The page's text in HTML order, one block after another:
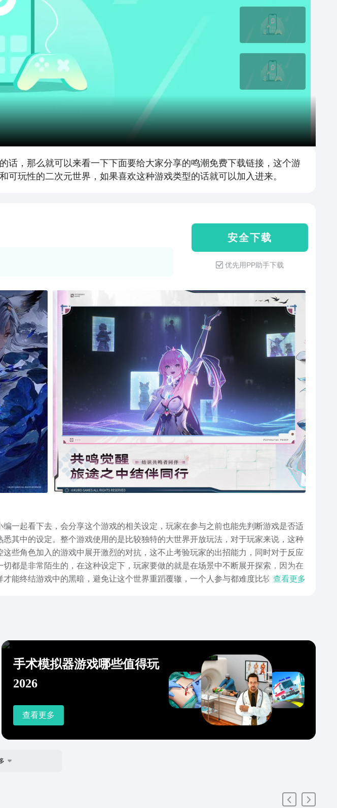
，那么就可以来看一下下面要给大家分享的鸣潮免费下载链接，这个游
玩性的二次元世界，如果喜欢这种游戏类型的话就可以加入进来。
安 全 下 载
优先用PP助手下载
一起看下去，会分享这个游戏的相关设定，玩家在参与之前也能先判断游戏是否适
其中的设定。整个游戏使用的是比较独特的大世界开放玩法，对于玩家来说，这种
些角色加入的游戏中展开激烈的对抗，这不止考验玩家的出招能力，同时对于反应
都是非常陌生的，在这种设定下，玩家要做的就是在场景中不断展开探索，因为在
能终结游戏中的黑暗，避免让这个世界重蹈覆辙，一个人参与都难度比较大，所以
查看更多
手术模拟器游戏哪些值得玩
2026
查看更多